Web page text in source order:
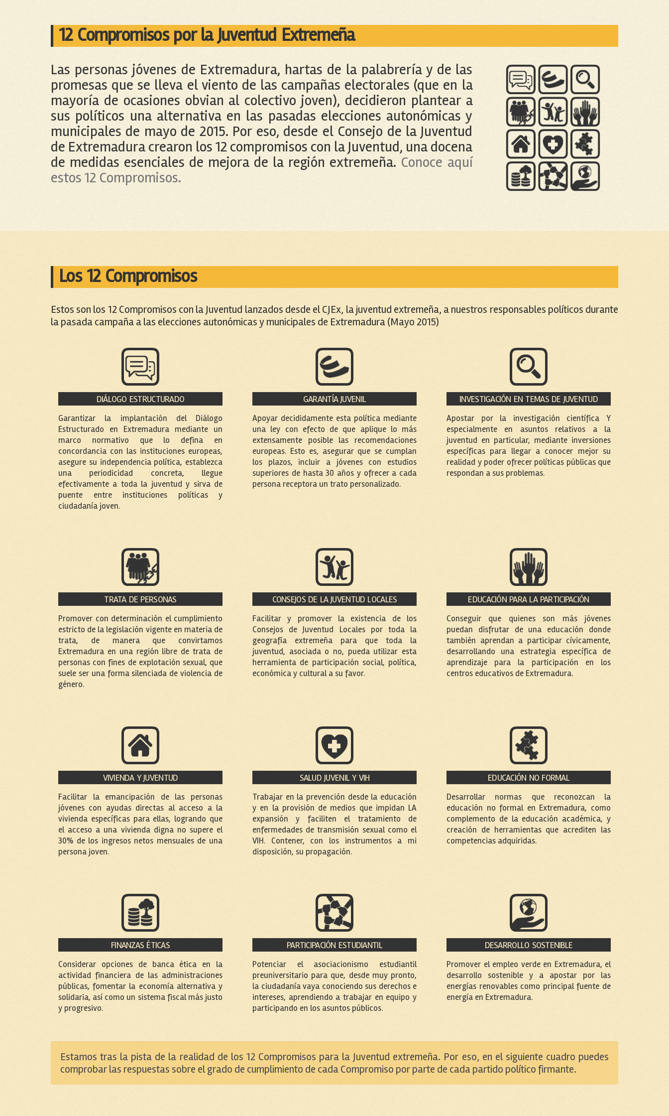
12 Compromisos por la Juventud Extremeña
Las personas jóvenes de Extremadura, hartas de la palabrería y de las
promesas que se lleva el viento de las campañas electorales (que en la
mayoría de ocasiones obvian al colectivo joven), decidieron plantear a
sus políticos una alternativa en las pasadas elecciones autonómicas y
municipales de mayo de 2015. Por eso, desde el Consejo de la Juventud
de Extremadura crearon los 12 compromisos con la Juventud, una docena
de medidas esenciales de mejora de la región extremeña. Conoce aquí
estos 12 Compromisos.
Los 12 Compromisos
Estos son los 12 Compromisos con la Juventud lanzados desde el CJEx, la juventud extremeña, a nuestros responsables políticos durante
la pasada campaña a las elecciones autonómicas y municipales de Extremadura (Mayo 2015)
DIÁLOGO ESTRUCTURADO
Garantizar la implantación del Diálogo
Estructurado en Extremadura mediante un
marco normativo que lo defina en
concordancia con las instituciones europeas,
asegure su independencia política, establezca
una periodicidad concreta, llegue
efectivamente a toda la juventud y sirva de
puente entre instituciones políticas y
ciudadanía joven.
GARANTÍA JUVENIL
Apoyar decididamente esta política mediante
una ley con efecto de que aplique lo más
extensamente posible las recomendaciones
europeas. Esto es, asegurar que se cumplan
los plazos, incluir a jóvenes con estudios
superiores de hasta 30 años y ofrecer a cada
persona receptora un trato personalizado.
INVESTIGACIÓN EN TEMAS DE JUVENTUD
Apostar por la investigación científica Y
especialmente en asuntos relativos a la
juventud en particular, mediante inversiones
específicas para llegar a conocer mejor su
realidad y poder ofrecer políticas públicas que
respondan a sus problemas.
TRATA DE PERSONAS
Promover con determinación el cumplimiento
estricto de la legislación vigente en materia de
trata, de manera que convirtamos
Extremadura en una región libre de trata de
personas con fines de explotación sexual, que
suele ser una forma silenciada de violencia de
género.
CONSEJOS DE LA JUVENTUD LOCALES
Facilitar y promover la existencia de los
Consejos de Juventud Locales por toda la
geografía extremeña para que toda la
juventud, asociada o no, pueda utilizar esta
herramienta de participación social, política,
económica y cultural a su favor.
EDUCACIÓN PARA LA PARTICIPACIÓN
Conseguir que quienes son más jóvenes
puedan disfrutar de una educación donde
también aprendan a participar cívicamente,
desarrollando una estrategia específica de
aprendizaje para la participación en los
centros educativos de Extremadura.
VIVIENDA Y JUVENTUD
Facilitar la emancipación de las personas
jóvenes con ayudas directas al acceso a la
vivienda específicas para ellas, logrando que
el acceso a una vivienda digna no supere el
30% de los ingresos netos mensuales de una
persona joven.
SALUD JUVENIL Y VIH
Trabajar en la prevención desde la educación
y en la provisión de medios que impidan LA
expansión y faciliten el tratamiento de
enfermedades de transmisión sexual como el
VIH. Contener, con los instrumentos a mi
disposición, su propagación.
EDUCACIÓN NO FORMAL
Desarrollar normas que reconozcan la
educación no formal en Extremadura, como
complemento de la educación académica, y
creación de herramientas que acrediten las
competencias adquiridas.
FINANZAS ÉTICAS
Considerar opciones de banca ética en la
actividad financiera de las administraciones
públicas, fomentar la economía alternativa y
solidaria, así como un sistema fiscal más justo
y progresivo.
PARTICIPACIÓN ESTUDIANTIL
Potenciar el asociacionismo estudiantil
preuniversitario para que, desde muy pronto,
la ciudadanía vaya conociendo sus derechos e
intereses, aprendiendo a trabajar en equipo y
participando en los asuntos públicos.
DESARROLLO SOSTENIBLE
Promover el empleo verde en Extremadura, el
desarrollo sostenible y a apostar por las
energías renovables como principal fuente de
energía en Extremadura.
Estamos tras la pista de la realidad de los 12 Compromisos para la Juventud extremeña. Por eso, en el siguiente cuadro puedes
comprobar las respuestas sobre el grado de cumplimiento de cada Compromiso por parte de cada partido político firmante.